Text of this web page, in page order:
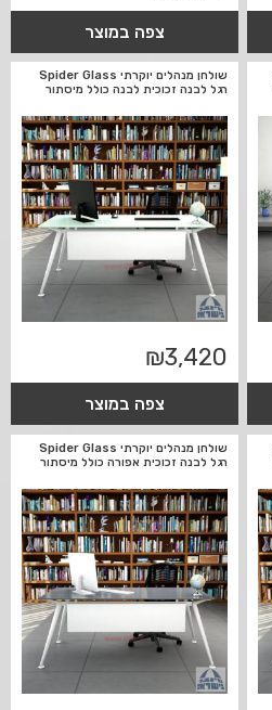
צפה במוצר
שולחן מנהלים יוקרתי Spider Glass
רגל לבנה זכוכית לבנה כולל מיסתור
₪3,420
צפה במוצר
שולחן מנהלים יוקרתי Spider Glass
רגל לבנה זכוכית אפורה כולל מיסתור